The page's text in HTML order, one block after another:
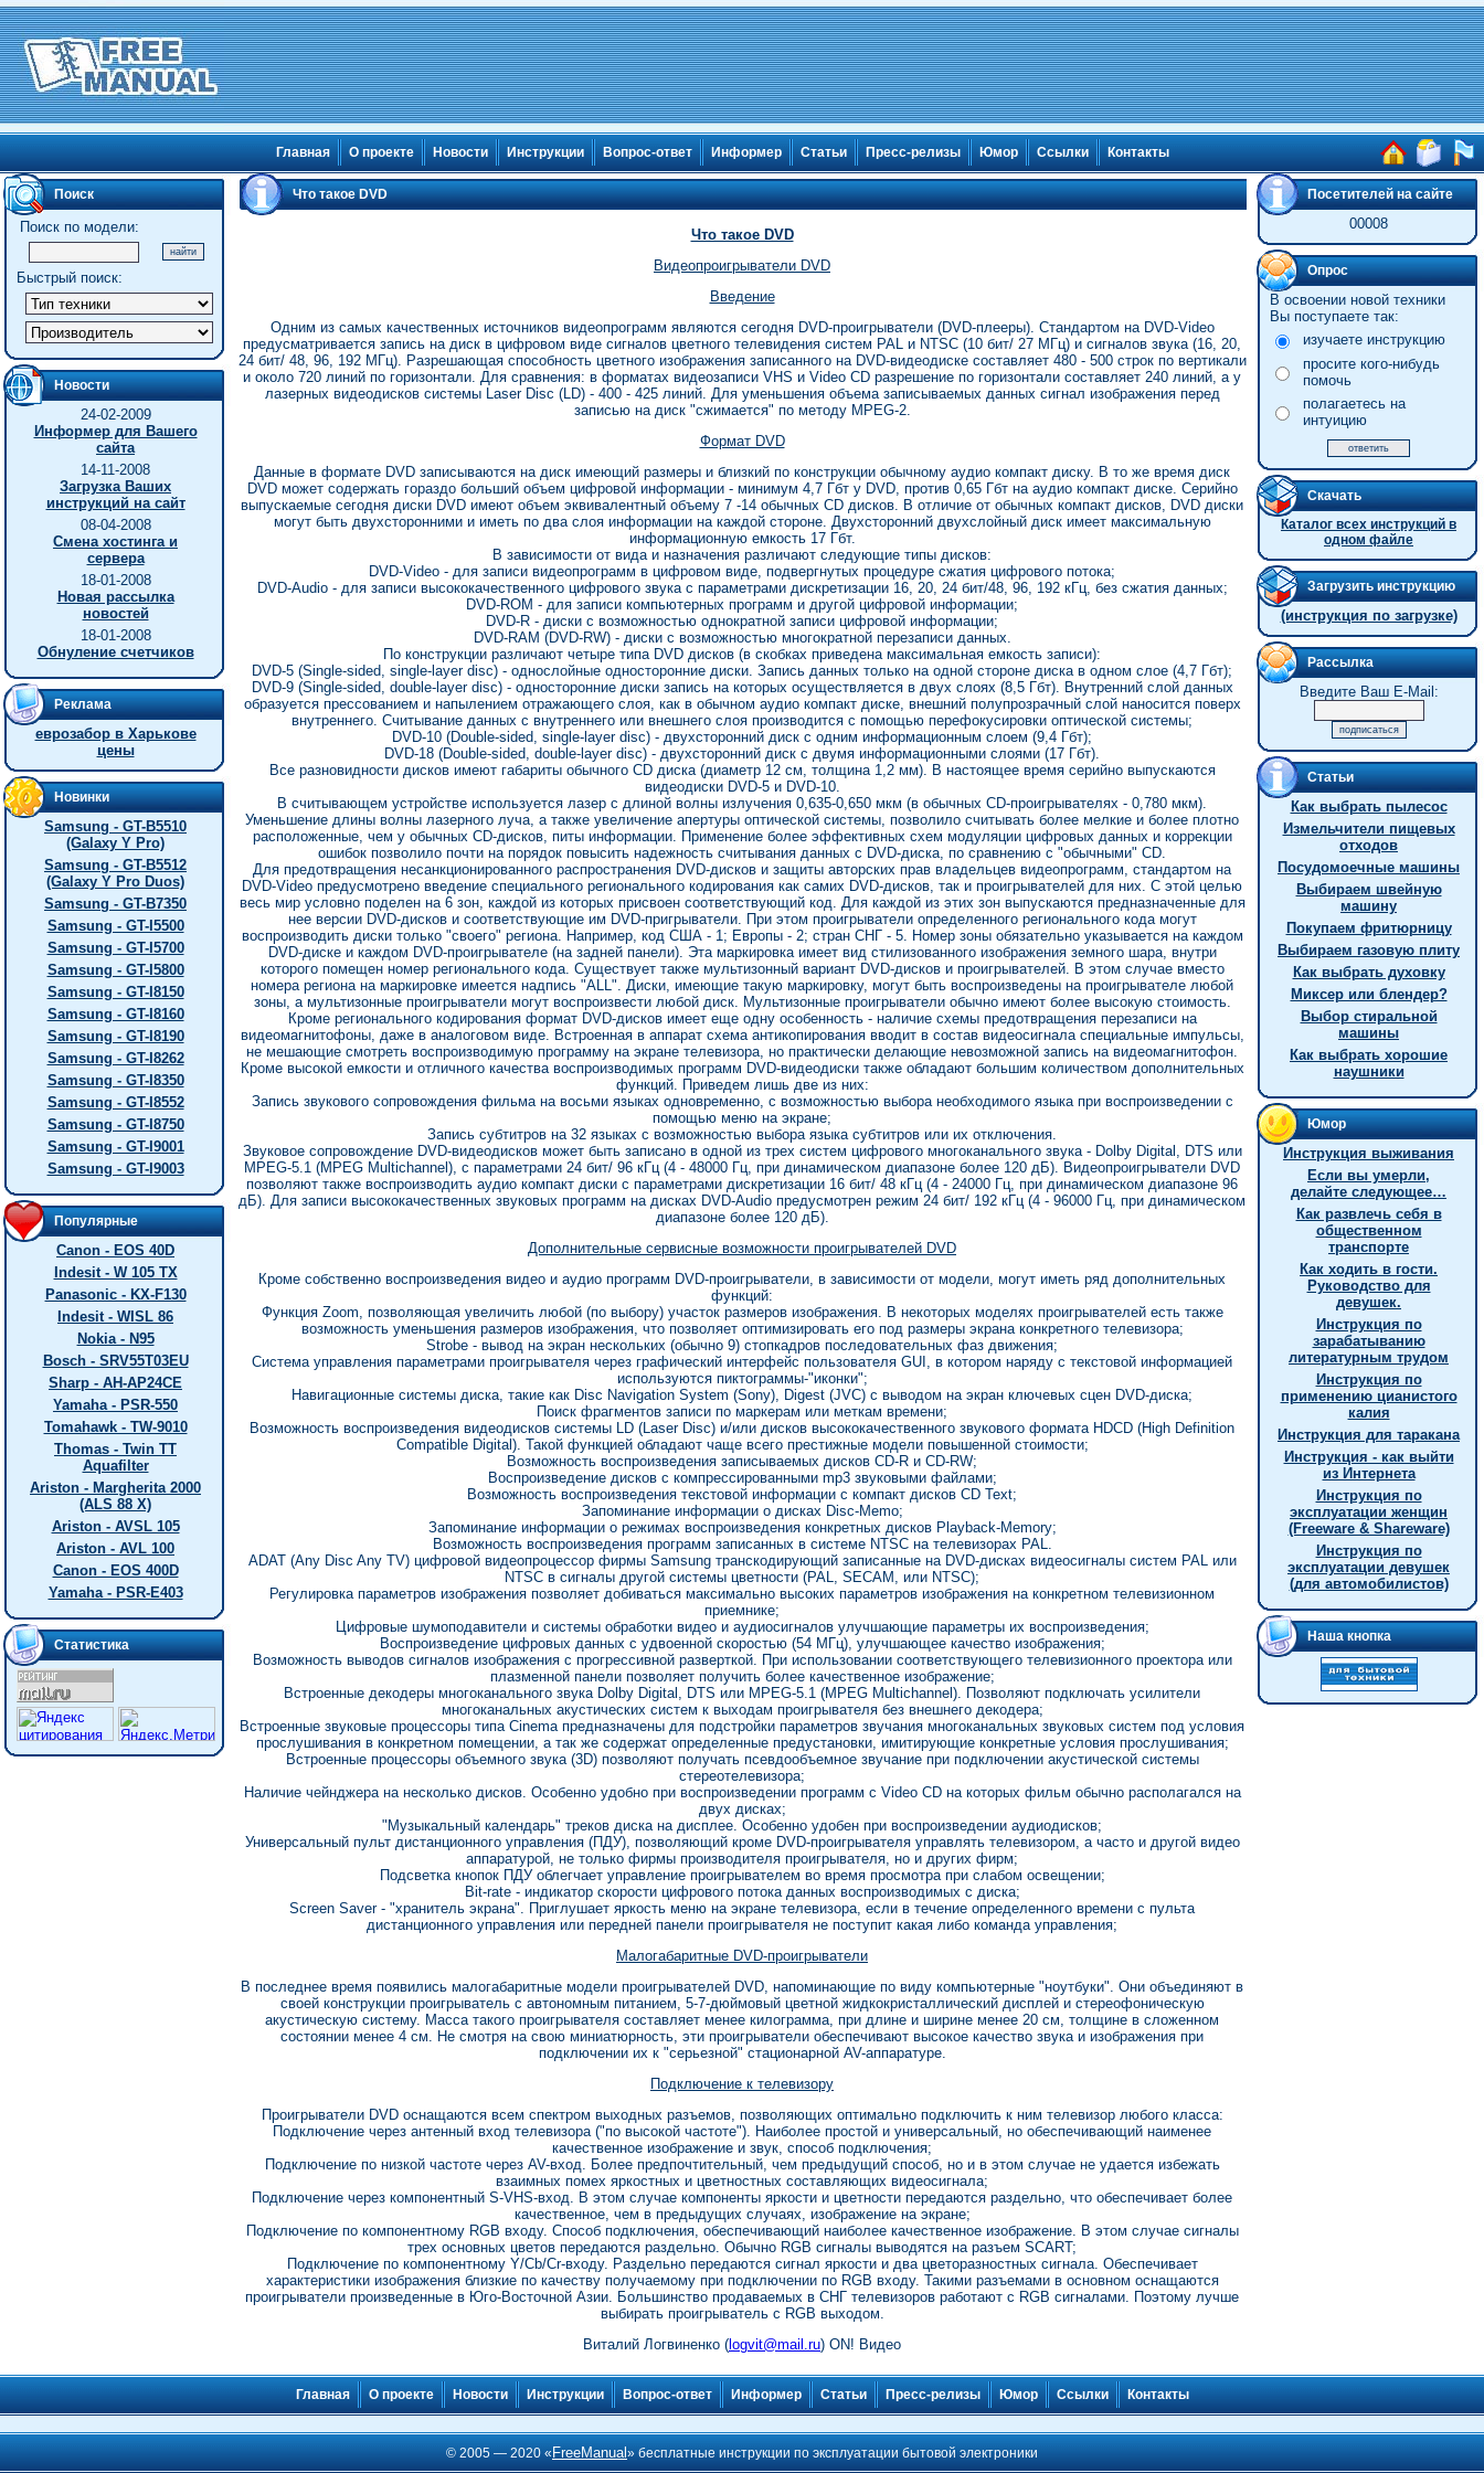
Главная О проекте Новости Инструкции Вопрос-ответ Информер Статьи Пресс-релизы Юмор Ссылки Контакты
Поиск
Поиск по модели:
Быстрый поиск:
Новости
24-02-2009
Информер для Вашего
сайта
14-11-2008
Загрузка Ваших
инструкций на сайт
08-04-2008
Смена хостинга и
сервера
18-01-2008
Новая рассылка
новостей
18-01-2008
Обнуление счетчиков
Реклама
еврозабор в Харькове
цены
Новинки
Samsung - GT-B5510
(Galaxy Y Pro)
Samsung - GT-B5512
(Galaxy Y Pro Duos)
Samsung - GT-B7350
Samsung - GT-I5500
Samsung - GT-I5700
Samsung - GT-I5800
Samsung - GT-I8150
Samsung - GT-I8160
Samsung - GT-I8190
Samsung - GT-I8262
Samsung - GT-I8350
Samsung - GT-I8552
Samsung - GT-I8750
Samsung - GT-I9001
Samsung - GT-I9003
Популярные
Canon - EOS 40D
Indesit - W 105 TX
Panasonic - KX-F130
Indesit - WISL 86
Nokia - N95
Bosch - SRV55T03EU
Sharp - AH-AP24CE
Yamaha - PSR-550
Tomahawk - TW-9010
Thomas - Twin TT
Aquafilter
Ariston - Margherita 2000
(ALS 88 X)
Ariston - AVSL 105
Ariston - AVL 100
Canon - EOS 400D
Yamaha - PSR-E403
Статистика
Что такое DVD
Что такое DVD
Видеопроигрыватели DVD
Введение
Одним из самых качественных источников видеопрограмм являются сегодня DVD-проигрыватели (DVD-плееры). Стандартом на DVD-Video
предусматривается запись на диск в цифровом виде сигналов цветного телевидения систем PAL и NTSC (10 бит/ 27 МГц) и сигналов звука (16, 20,
24 бит/ 48, 96, 192 МГц). Разрешающая способность цветного изображения записанного на DVD-видеодиске составляет 480 - 500 строк по вертикали
и около 720 линий по горизонтали. Для сравнения: в форматах видеозаписи VHS и Video CD разрешение по горизонтали составляет 240 линий, а у
лазерных видеодисков системы Laser Disc (LD) - 400 - 425 линий. Для уменьшения объема записываемых данных сигнал изображения перед
записью на диск "сжимается" по методу MPEG-2.
Формат DVD
Данные в формате DVD записываются на диск имеющий размеры и близкий по конструкции обычному аудио компакт диску. В то же время диск
DVD может содержать гораздо больший объем цифровой информации - минимум 4,7 Гбт у DVD, против 0,65 Гбт на аудио компакт диске. Серийно
выпускаемые сегодня диски DVD имеют объем эквивалентный объему 7 -14 обычных CD дисков. В отличие от обычных компакт дисков, DVD диски
могут быть двухсторонними и иметь по два слоя информации на каждой стороне. Двухсторонний двухслойный диск имеет максимальную
информационную емкость 17 Гбт.
В зависимости от вида и назначения различают следующие типы дисков:
DVD-Video - для записи видеопрограмм в цифровом виде, подвергнутых процедуре сжатия цифрового потока;
DVD-Audio - для записи высококачественного цифрового звука с параметрами дискретизации 16, 20, 24 бит/48, 96, 192 кГц, без сжатия данных;
DVD-ROM - для записи компьютерных программ и другой цифровой информации;
DVD-R - диски с возможностью однократной записи цифровой информации;
DVD-RAM (DVD-RW) - диски с возможностью многократной перезаписи данных.
По конструкции различают четыре типа DVD дисков (в скобках приведена максимальная емкость записи):
DVD-5 (Single-sided, single-layer disc) - однослойные односторонние диски. Запись данных только на одной стороне диска в одном слое (4,7 Гбт);
DVD-9 (Single-sided, double-layer disc) - односторонние диски запись на которых осуществляется в двух слоях (8,5 Гбт). Внутренний слой данных
образуется прессованием и напылением отражающего слоя, как в обычном аудио компакт диске, внешний полупрозрачный слой наносится поверх
внутреннего. Считывание данных с внутреннего или внешнего слоя производится с помощью перефокусировки оптической системы;
DVD-10 (Double-sided, single-layer disc) - двухсторонний диск с одним информационным слоем (9,4 Гбт);
DVD-18 (Double-sided, double-layer disc) - двухсторонний диск с двумя информационными слоями (17 Гбт).
Все разновидности дисков имеют габариты обычного CD диска (диаметр 12 см, толщина 1,2 мм). В настоящее время серийно выпускаются
видеодиски DVD-5 и DVD-10.
В считывающем устройстве используется лазер с длиной волны излучения 0,635-0,650 мкм (в обычных CD-проигрывателях - 0,780 мкм).
Уменьшение длины волны лазерного луча, а также увеличение апертуры оптической системы, позволило считывать более мелкие и более плотно
расположенные, чем у обычных CD-дисков, питы информации. Применение более эффективных схем модуляции цифровых данных и коррекции
ошибок позволило почти на порядок повысить надежность считывания данных с DVD-диска, по сравнению с "обычными" CD.
Для предотвращения несанкционированного распространения DVD-дисков и защиты авторских прав владельцев видеопрограмм, стандартом на
DVD-Video предусмотрено введение специального регионального кодирования как самих DVD-дисков, так и проигрывателей для них. С этой целью
весь мир условно поделен на 6 зон, каждой из которых присвоен соответствующий код. Для каждой из этих зон выпускаются предназначенные для
нее версии DVD-дисков и соответствующие им DVD-пригрыватели. При этом проигрыватели определенного регионального кода могут
воспроизводить диски только "своего" региона. Например, код США - 1; Европы - 2; стран СНГ - 5. Номер зоны обязательно указывается на каждом
DVD-диске и каждом DVD-проигрывателе (на задней панели). Эта маркировка имеет вид стилизованного изображения земного шара, внутри
которого помещен номер регионального кода. Существует также мультизонный вариант DVD-дисков и проигрывателей. В этом случае вместо
номера региона на маркировке имеется надпись "ALL". Диски, имеющие такую маркировку, могут быть воспроизведены на проигрывателе любой
зоны, а мультизонные проигрыватели могут воспроизвести любой диск. Мультизонные проигрыватели обычно имеют более высокую стоимость.
Кроме регионального кодирования формат DVD-дисков имеет еще одну особенность - наличие схемы предотвращения перезаписи на
видеомагнитофоны, даже в аналоговом виде. Встроенная в аппарат схема антикопирования вводит в состав видеосигнала специальные импульсы,
не мешающие смотреть воспроизводимую программу на экране телевизора, но практически делающие невозможной запись на видеомагнитофон.
Кроме высокой емкости и отличного качества воспроизводимых программ DVD-видеодиски также обладают большим количеством дополнительных
функций. Приведем лишь две из них:
Запись звукового сопровождения фильма на восьми языках одновременно, с возможностью выбора необходимого языка при воспроизведении с
помощью меню на экране;
Запись субтитров на 32 языках с возможностью выбора языка субтитров или их отключения.
Звуковое сопровождение DVD-видеодисков может быть записано в одной из трех систем цифрового многоканального звука - Dolby Digital, DTS или
MPEG-5.1 (MPEG Multichannel), с параметрами 24 бит/ 96 кГц (4 - 48000 Гц, при динамическом диапазоне более 120 дБ). Видеопроигрыватели DVD
позволяют также воспроизводить аудио компакт диски с параметрами дискретизации 16 бит/ 48 кГц (4 - 24000 Гц, при динамическом диапазоне 96
дБ). Для записи высококачественных звуковых программ на дисках DVD-Audio предусмотрен режим 24 бит/ 192 кГц (4 - 96000 Гц, при динамическом
диапазоне более 120 дБ).
Дополнительные сервисные возможности проигрывателей DVD
Кроме собственно воспроизведения видео и аудио программ DVD-проигрыватели, в зависимости от модели, могут иметь ряд дополнительных
функций:
Функция Zoom, позволяющая увеличить любой (по выбору) участок размеров изображения. В некоторых моделях проигрывателей есть также
возможность уменьшения размеров изображения, что позволяет оптимизировать его под размеры экрана конкретного телевизора;
Strobe - вывод на экран нескольких (обычно 9) стопкадров последовательных фаз движения;
Система управления параметрами проигрывателя через графический интерфейс пользователя GUI, в котором наряду с текстовой информацией
используются пиктограммы-"иконки";
Навигационные системы диска, такие как Disc Navigation System (Sony), Digest (JVC) с выводом на экран ключевых сцен DVD-диска;
Поиск фрагментов записи по маркерам или меткам времени;
Возможность воспроизведения видеодисков системы LD (Laser Disc) и/или дисков высококачественного звукового формата HDCD (High Definition
Compatible Digital). Такой функцией обладают чаще всего престижные модели повышенной стоимости;
Возможность воспроизведения записываемых дисков CD-R и CD-RW;
Воспроизведение дисков с компрессированными mp3 звуковыми файлами;
Возможность воспроизведения текстовой информации с компакт дисков CD Text;
Запоминание информации о дисках Disc-Memo;
Запоминание информации о режимах воспроизведения конкретных дисков Playback-Memory;
Возможность воспроизведения программ записанных в системе NTSC на телевизорах PAL.
ADAT (Any Disc Any TV) цифровой видеопроцессор фирмы Samsung транскодирующий записанные на DVD-дисках видеосигналы систем PAL или
NTSC в сигналы другой системы цветности (PAL, SECAM, или NTSC);
Регулировка параметров изображения позволяет добиваться максимально высоких параметров изображения на конкретном телевизионном
приемнике;
Цифровые шумоподавители и системы обработки видео и аудиосигналов улучшающие параметры их воспроизведения;
Воспроизведение цифровых данных с удвоенной скоростью (54 МГц), улучшающее качество изображения;
Возможность выводов сигналов изображения с прогрессивной разверткой. При использовании соответствующего телевизионного проектора или
плазменной панели позволяет получить более качественное изображение;
Встроенные декодеры многоканального звука Dolby Digital, DTS или MPEG-5.1 (MPEG Multichannel). Позволяют подключать усилители
многоканальных акустических систем к выходам проигрывателя без внешнего декодера;
Встроенные звуковые процессоры типа Cinema предназначены для подстройки параметров звучания многоканальных звуковых систем под условия
прослушивания в конкретном помещении, а так же содержат определенные предустановки, имитирующие конкретные условия прослушивания;
Встроенные процессоры объемного звука (3D) позволяют получать псевдообъемное звучание при подключении акустической системы
стереотелевизора;
Наличие чейнджера на несколько дисков. Особенно удобно при воспроизведении программ с Video CD на которых фильм обычно располагался на
двух дисках;
"Музыкальный календарь" треков диска на дисплее. Особенно удобен при воспроизведении аудиодисков;
Универсальный пульт дистанционного управления (ПДУ), позволяющий кроме DVD-проигрывателя управлять телевизором, а часто и другой видео
аппаратурой, не только фирмы производителя проигрывателя, но и других фирм;
Подсветка кнопок ПДУ облегчает управление проигрывателем во время просмотра при слабом освещении;
Bit-rate - индикатор скорости цифрового потока данных воспроизводимых с диска;
Screen Saver - "хранитель экрана". Приглушает яркость меню на экране телевизора, если в течение определенного времени с пульта
дистанционного управления или передней панели проигрывателя не поступит какая либо команда управления;
Малогабаритные DVD-проигрыватели
В последнее время появились малогабаритные модели проигрывателей DVD, напоминающие по виду компьютерные "ноутбуки". Они объединяют в
своей конструкции проигрыватель с автономным питанием, 5-7-дюймовый цветной жидкокристаллический дисплей и стереофоническую
акустическую систему. Масса такого проигрывателя составляет менее килограмма, при длине и ширине менее 20 см, толщине в сложенном
состоянии менее 4 см. Не смотря на свою миниатюрность, эти проигрыватели обеспечивают высокое качество звука и изображения при
подключении их к "серьезной" стационарной AV-аппаратуре.
Подключение к телевизору
Проигрыватели DVD оснащаются всем спектром выходных разъемов, позволяющих оптимально подключить к ним телевизор любого класса:
Подключение через антенный вход телевизора ("по высокой частоте"). Наиболее простой и универсальный, но обеспечивающий наименее
качественное изображение и звук, способ подключения;
Подключение по низкой частоте через AV-вход. Более предпочтительный, чем предыдущий способ, но и в этом случае не удается избежать
взаимных помех яркостных и цветностных составляющих видеосигнала;
Подключение через компонентный S-VHS-вход. В этом случае компоненты яркости и цветности передаются раздельно, что обеспечивает более
качественное, чем в предыдущих случаях, изображение на экране;
Подключение по компонентному RGB входу. Способ подключения, обеспечивающий наиболее качественное изображение. В этом случае сигналы
трех основных цветов передаются раздельно. Обычно RGB сигналы выводятся на разъем SCART;
Подключение по компонентному Y/Cb/Cr-входу. Раздельно передаются сигнал яркости и два цветоразностных сигнала. Обеспечивает
характеристики изображения близкие по качеству получаемому при подключении по RGB входу. Такими разъемами в основном оснащаются
проигрыватели произведенные в Юго-Восточной Азии. Большинство продаваемых в СНГ телевизоров работают с RGB сигналами. Поэтому лучше
выбирать проигрыватель с RGB выходом.
Виталий Логвиненко ( logvit@mail.ru) ON! Видео
Посетителей на сайте
00008
Опрос
В освоении новой техники
Вы поступаете так:
изучаете инструкцию
просите кого-нибудь
помочь
полагаетесь на
интуицию
Скачать
Каталог всех инструкций в
одном файле
Загрузить инструкцию
(инструкция по загрузке)
Рассылка
Введите Ваш E-Mail:
Статьи
Как выбрать пылесос
Измельчители пищевых
отходов
Посудомоечные машины
Выбираем швейную
машину
Покупаем фритюрницу
Выбираем газовую плиту
Как выбрать духовку
Миксер или блендер?
Выбор стиральной
машины
Как выбрать хорошие
наушники
Юмор
Инструкция выживания
Если вы умерли,
делайте следующее…
Как развлечь себя в
общественном
транспорте
Как ходить в гости.
Руководство для
девушек.
Инструкция по
зарабатыванию
литературным трудом
Инстpукция по
пpименению цианистого
калия
Инструкция для таракана
Инструкция - как выйти
из Интернета
Инструкция по
эксплуатации женщин
(Freeware & Shareware)
Инструкция по
эксплуатации девушек
(для автомобилистов)
Наша кнопка
Главная О проекте Новости Инструкции Вопрос-ответ Информер Статьи Пресс-релизы Юмор Ссылки Контакты
© 2005 — 2020 « FreeManual» бесплатные инструкции по эксплуатации бытовой электроники